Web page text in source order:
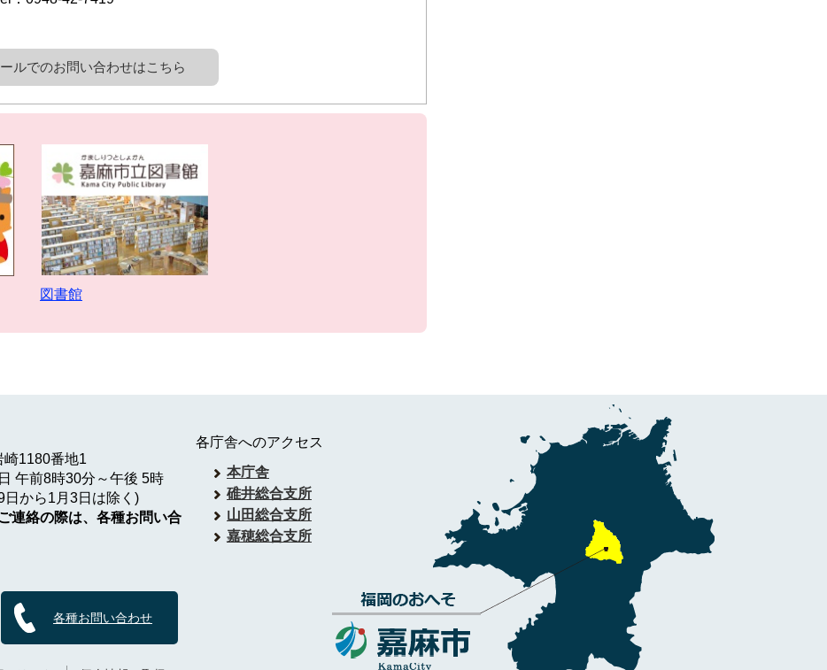
ールでのお問い合わせはこちら
図書館
崎1180番地1
午前8時30分～午後 5時
日から1月3日は除く)
連絡の際は、各種お問い合
各種お問い合わせ
各庁舎へのアクセス
本庁舎
碓井総合支所
山田総合支所
嘉穂総合支所